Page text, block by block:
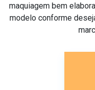
maquiagem bem
modelo conforme